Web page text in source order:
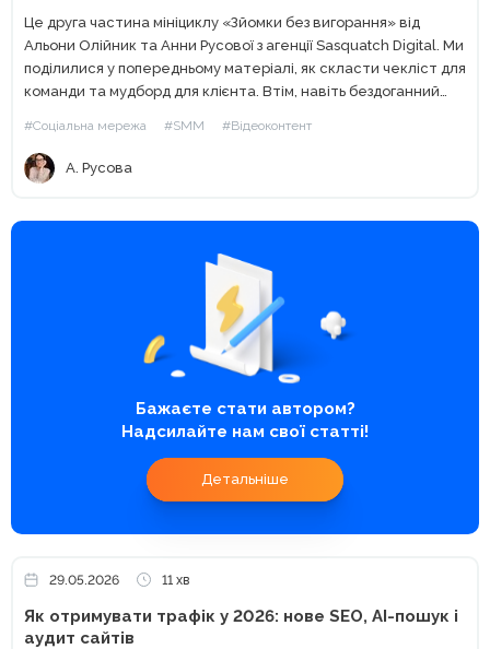
Це друга частина мініциклу «Зйомки без вигорання» від
Альони Олійник та Анни Русової з агенції Sasquatch Digital. Ми
поділилися у попередньому матеріалі, як скласти чекліст для
команди та мудборд для клієнта. Втім, навіть бездоганний
#Соціальна мережа #SMM #Відеоконтент
А. Русова
Бажаєте стати автором?
Надсилайте нам свої статті!
Детальніше
29.05.2026 11 хв
Як отримувати трафік у 2026: нове SEO, AI-пошук і
аудит сайтів